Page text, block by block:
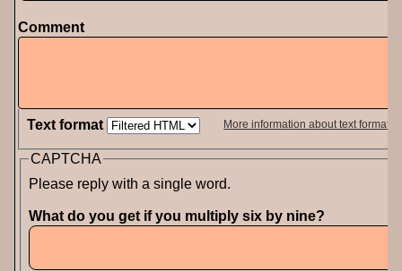
Comment
Text format More information about text formats
CAPTCHA
Please reply with a single word.
What do you get if you multiply six by nine?